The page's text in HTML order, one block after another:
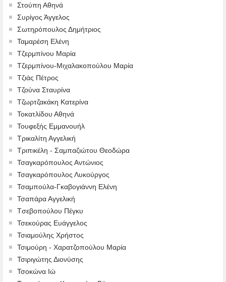
Στούπη Αθηνά
Συρίγος Άγγελος
Σωτηρόπουλος Δημήτριος
Ταμαρέση Ελένη
Τζερμπίνου Μαρία
Τζερμπίνου-Μιχαλακοπούλου Μαρία
Τζιάς Πέτρος
Τζούνα Σταυρίνα
Τζωρτζακάκη Κατερίνα
Τοκατλίδου Αθηνά
Τουφεξής Εμμανουήλ
Τρικαλίτη Αγγελική
Τριπικέλη - Σαμπαζιώτου Θεοδώρα
Τσαγκαρόπουλος Αντώνιος
Τσαγκαρόπουλος Λυκούργος
Τσαμπούλα-Γκαβογιάννη Ελένη
Τσαπάρα Αγγελική
Tσεβοπούλου Πέγκυ
Τσεκούρας Ευάγγελος
Τσιαμούλης Χρήστος
Τσιμούρη - Χαρατζοπούλου Μαρία
Τσιριγώτης Διονύσης
Τσοκώνα Ιώ